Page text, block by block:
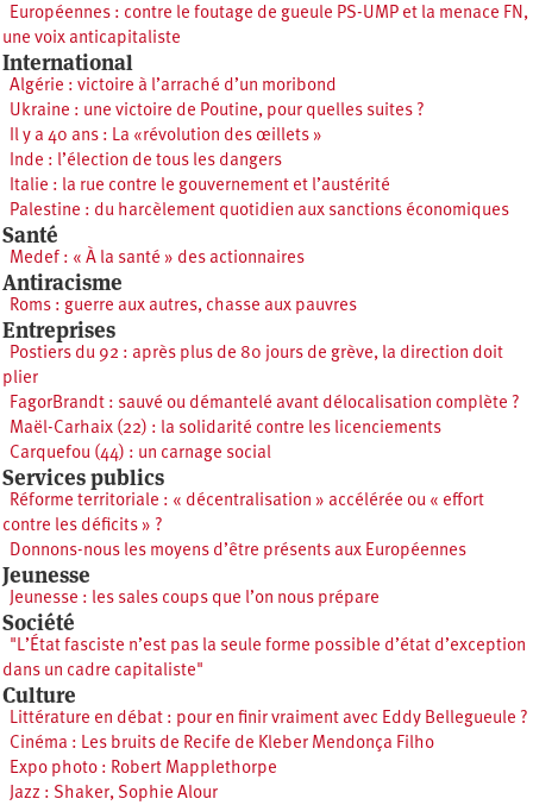
Européennes : contre le foutage de gueule PS-UMP et la menace FN,
une voix anticapitaliste
International
Algérie : victoire à l’arraché d’un moribond
Ukraine : une victoire de Poutine, pour quelles suites ?
Il y a 40 ans : La «révolution des œillets »
Inde : l’élection de tous les dangers
Italie : la rue contre le gouvernement et l’austérité
Palestine : du harcèlement quotidien aux sanctions économiques
Santé
Medef : « À la santé » des actionnaires
Antiracisme
Roms : guerre aux autres, chasse aux pauvres
Entreprises
Postiers du 92 : après plus de 80 jours de grève, la direction doit
plier
FagorBrandt : sauvé ou démantelé avant délocalisation complète ?
Maël-Carhaix (22) : la solidarité contre les licenciements
Carquefou (44) : un carnage social
Services publics
Réforme territoriale : « décentralisation » accélérée ou « effort
contre les déficits » ?
Donnons-nous les moyens d’être présents aux Européennes
Jeunesse
Jeunesse : les sales coups que l’on nous prépare
Société
"L’État fasciste n’est pas la seule forme possible d’état d’exception
dans un cadre capitaliste"
Culture
Littérature en débat : pour en finir vraiment avec Eddy Bellegueule ?
Cinéma : Les bruits de Recife de Kleber Mendonça Filho
Expo photo : Robert Mapplethorpe
Jazz : Shaker, Sophie Alour